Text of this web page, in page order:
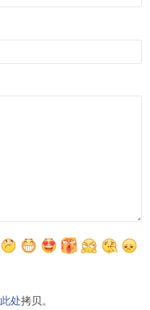
此处拷贝。